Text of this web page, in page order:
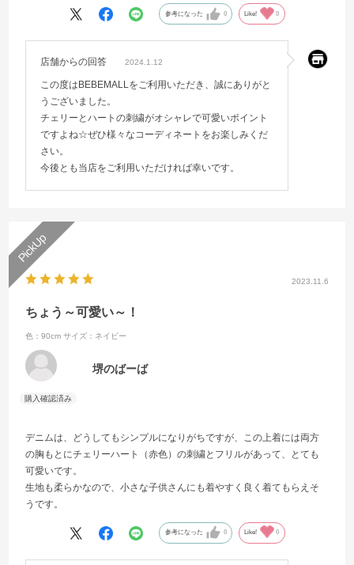
参考になった 0 Like! 0
店舗からの回答 2024.1.12
この度はBEBEMALLをご利用いただき、誠にありがと
うございました。
チェリーとハートの刺繍がオシャレで可愛いポイント
ですよね☆ぜひ様々なコーディネートをお楽しみくだ
さい。
今後とも当店をご利用いただければ幸いです。
2023.11.6
ちょう～可愛い～！
色：90cm サイズ：ネイビー
堺のばーば
デニムは、どうしてもシンプルになりがちですが、この上着には両方
の胸もとにチェリーハート（赤色）の刺繍とフリルがあって、とても
可愛いです。
生地も柔らかなので、小さな子供さんにも着やすく良く着てもらえそ
うです。
参考になった 0 Like! 0